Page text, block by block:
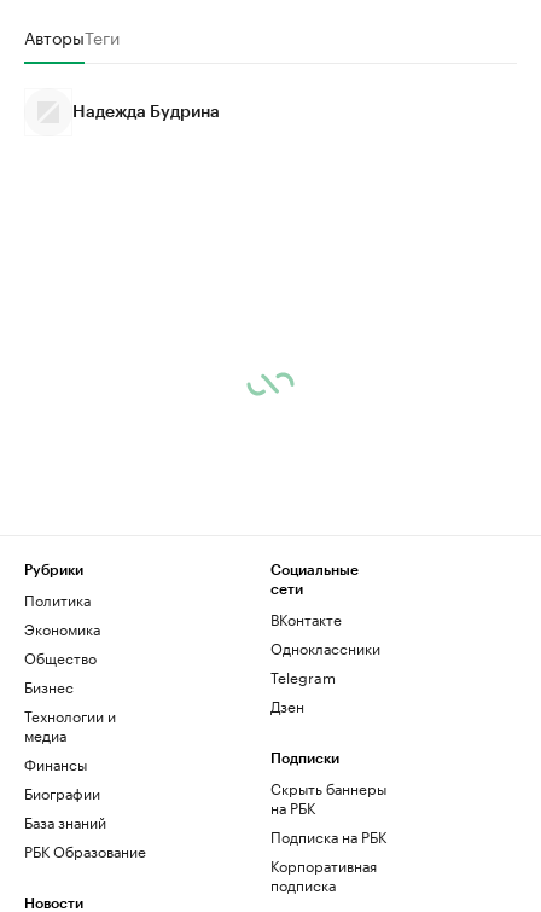
АвторыТеги
Надежда Будрина
Рубрики
Политика
Экономика
Общество
Бизнес
Технологии и
медиа
Финансы
Биографии
База знаний
РБК Образование
Новости
Социальные
сети
ВКонтакте
Одноклассники
Telegram
Дзен
Подписки
Скрыть баннеры
на РБК
Подписка на РБК
Корпоративная
подписка